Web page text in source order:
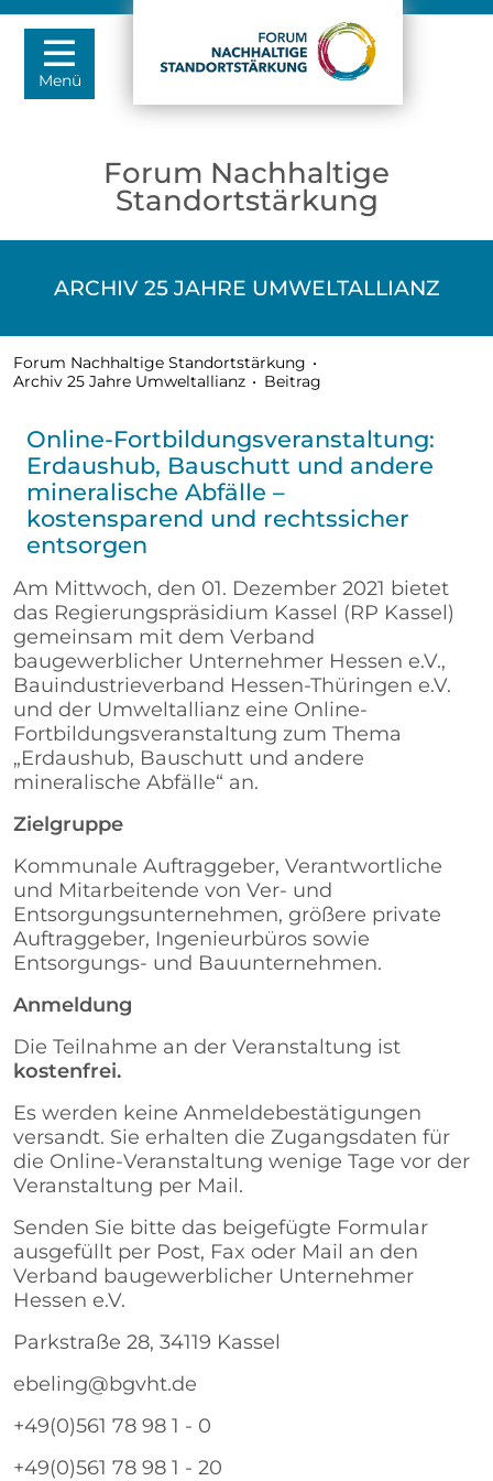
Menü
Forum Nachhaltige
Standortstärkung
ARCHIV 25 JAHRE UMWELTALLIANZ
Forum Nachhaltige Standortstärkung •
Archiv 25 Jahre Umweltallianz • Beitrag
Online-Fortbildungsveranstaltung:
Erdaushub, Bauschutt und andere
mineralische Abfälle –
kostensparend und rechtssicher
entsorgen
Am Mittwoch, den 01. Dezember 2021 bietet
das Regierungspräsidium Kassel (RP Kassel)
gemeinsam mit dem Verband
baugewerblicher Unternehmer Hessen e.V.,
Bauindustrieverband Hessen-Thüringen e.V.
und der Umweltallianz eine Online-
Fortbildungsveranstaltung zum Thema
„Erdaushub, Bauschutt und andere
mineralische Abfälle“ an.
Zielgruppe
Kommunale Auftraggeber, Verantwortliche
und Mitarbeitende von Ver- und
Entsorgungsunternehmen, größere private
Auftraggeber, Ingenieurbüros sowie
Entsorgungs- und Bauunternehmen.
Anmeldung
Die Teilnahme an der Veranstaltung ist
kostenfrei.
Es werden keine Anmeldebestätigungen
versandt. Sie erhalten die Zugangsdaten für
die Online-Veranstaltung wenige Tage vor der
Veranstaltung per Mail.
Senden Sie bitte das beigefügte Formular
ausgefüllt per Post, Fax oder Mail an den
Verband baugewerblicher Unternehmer
Hessen e.V.
Parkstraße 28, 34119 Kassel
ebeling@bgvht.de
+49(0)561 78 98 1 - 0
+49(0)561 78 98 1 - 20